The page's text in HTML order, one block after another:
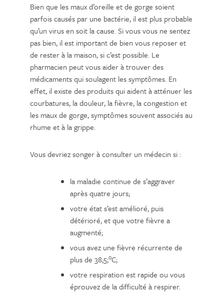
Bien que les maux d’oreille et de gorge soient
parfois causés par une bactérie, il est plus probable
qu’un virus en soit la cause. Si vous vous ne sentez
pas bien, il est important de bien vous reposer et
de rester à la maison, si c’est possible. Le
pharmacien peut vous aider à trouver des
médicaments qui soulagent les symptômes. En
effet, il existe des produits qui aident à atténuer les
courbatures, la douleur, la fièvre, la congestion et
les maux de gorge, symptômes souvent associés au
rhume et à la grippe.
Vous devriez songer à consulter un médecin si :
la maladie continue de s’aggraver
après quatre jours;
votre état s’est amélioré, puis
détérioré, et que votre fièvre a
augmenté;
vous avez une fièvre récurrente de
plus de 38,5;oC;
votre respiration est rapide ou vous
éprouvez de la difficulté à respirer.